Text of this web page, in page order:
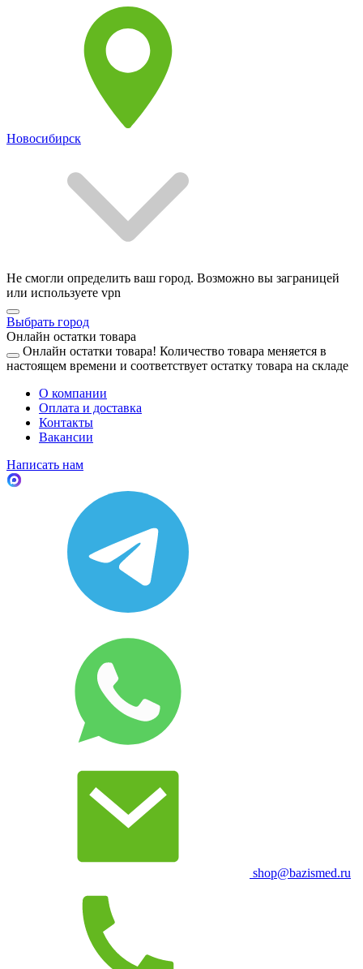
Новосибирск
Не смогли определить ваш город. Возможно вы заграницей
или используете vpn
Выбрать город
Онлайн остатки товара
Онлайн остатки товара! Количество товара меняется в
настоящем времени и соответствует остатку товара на складе
О компании
Оплата и доставка
Контакты
Вакансии
Написать нам
shop@bazismed.ru